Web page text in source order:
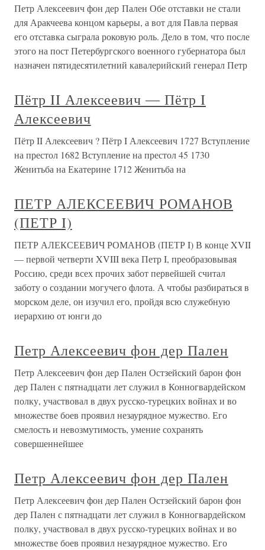
Петр Алексеевич фон дер Пален Обе отставки не стали
для Аракчеева концом карьеры, а вот для Павла первая
его отставка сыграла роковую роль. Дело в том, что после
этого на пост Петербургского военного губернатора был
назначен пятидесятилетний кавалерийский генерал Петр
Пётр II Алексеевич ― Пётр I
Алексеевич
Пётр II Алексеевич ? Пётр I Алексеевич 1727 Вступление
на престол 1682 Вступление на престол 45 1730
Женитьба на Екатерине 1712 Женитьба на
ПЕТР АЛЕКСЕЕВИЧ РОМАНОВ
(ПЕТР I)
ПЕТР АЛЕКСЕЕВИЧ РОМАНОВ (ПЕТР I) В конце XVII
— первой четверти XVIII века Петр I, преобразовывая
Россию, среди всех прочих забот первейшей считал
заботу о создании могучего флота. А чтобы разбираться в
морском деле, он изучил его, пройдя всю служебную
иерархию от юнги до
Петр Алексеевич фон дер Пален
Петр Алексеевич фон дер Пален Остзейский барон фон
дер Пален с пятнадцати лет служил в Конногвардейском
полку, участвовал в двух русско-турецких войнах и во
множестве боев проявил незаурядное мужество. Его
смелость и невозмутимость, умение сохранять
совершеннейшее
Петр Алексеевич фон дер Пален
Петр Алексеевич фон дер Пален Остзейский барон фон
дер Пален с пятнадцати лет служил в Конногвардейском
полку, участвовал в двух русско-турецких войнах и во
множестве боев проявил незаурядное мужество. Его